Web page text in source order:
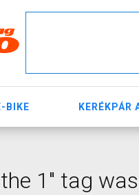
BIKE KERÉKPÁR
1" tag